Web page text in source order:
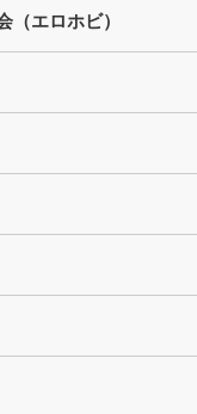
（エロホビ）